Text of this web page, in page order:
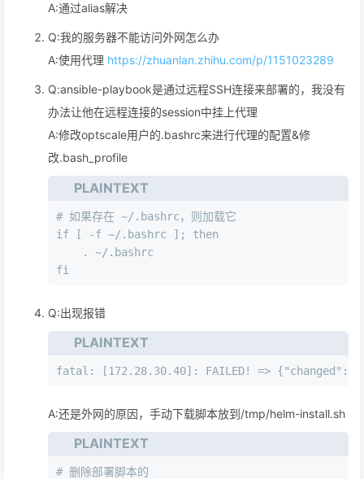
A:通过alias解决
Q:我的服务器不能访问外网怎么办
A:使用代理 https://zhuanlan.zhihu.com/p/1151023289
Q:ansible-playbook是通过远程SSH连接来部署的，我没有
办法让他在远程连接的session中挂上代理
A:修改optscale用户的.bashrc来进行代理的配置&修
改.bash_profile
PLAINTEXT
# 如果存在 ~/.bashrc，则加载它
if [ -f ~/.bashrc ]; then
    . ~/.bashrc
fi
Q:出现报错
PLAINTEXT
fatal: [172.28.30.40]: FAILED! =>
A:还是外网的原因，手动下载脚本放到/tmp/helm-install.sh
PLAINTEXT
# 删除部署脚本的